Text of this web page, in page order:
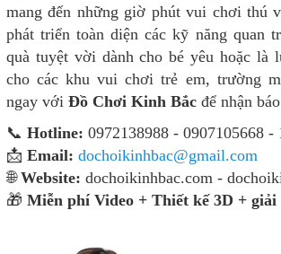
mang đến những giờ phút vui chơi thú
phát triển toàn diện các kỹ năng quan
quà tuyệt vời dành cho bé yêu hoặc là
cho các khu vui chơi trẻ em, trường
ngay với Đồ Chơi Kinh Bắc để nhận
📞 Hotline: 0972138988 - 0907105668 -
📩 Email: dochoikinhbac@gmail.com
🌐Website: dochoikinhbac.com -
🎁 Miễn phí Video + Thiết kế 3D + giải